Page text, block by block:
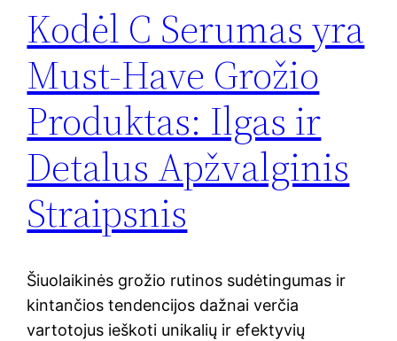
Kodėl C Serumas yra
Must-Have Grožio
Produktas: Ilgas ir
Detalus Apžvalginis
Straipsnis
Šiuolaikinės grožio rutinos sudėtingumas ir
kintančios tendencijos dažnai verčia
vartotojus ieškoti unikalių ir efektyvių